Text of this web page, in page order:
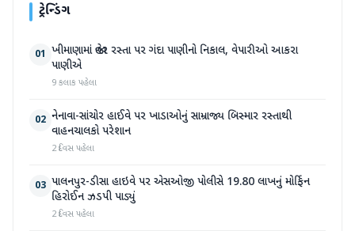
ટ્રેન્ડિંગ
01 ખીમાણામાં જાહેર રસ્તા પર ગંદા પાણીનો નિકાલ, વેપારીઓ આકરા
પાણીએ
9 કલાક પહેલા
02 નેનાવા-સાંચોર હાઈવે પર ખાડાઓનું સામ્રાજ્ય બિસ્માર રસ્તાથી
વાહનચાલકો પરેશાન
2 દિવસ પહેલા
03 પાલનપુર-ડીસા હાઇવે પર એસઓજી પોલીસે 19.80 લાખનું મોર્ફિન
હિરોઈન ઝડપી પાડ્યું
2 દિવસ પહેલા